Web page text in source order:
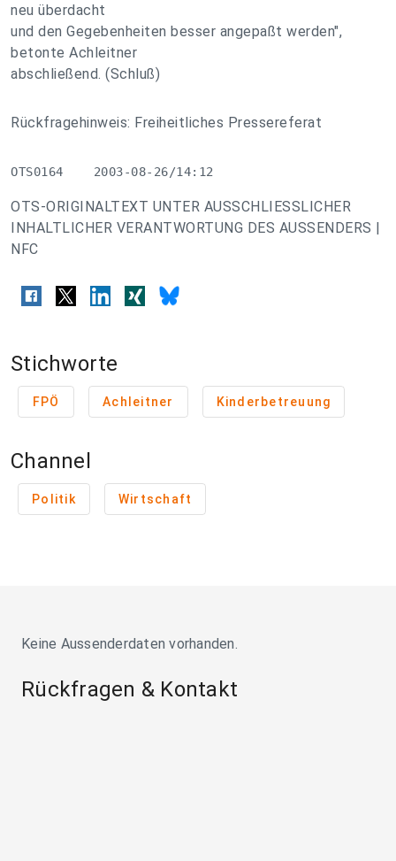
neu überdacht
und den Gegebenheiten besser angepaßt werden",
betonte Achleitner
abschließend. (Schluß)
Rückfragehinweis: Freiheitliches Pressereferat
OTS0164    2003-08-26/14:12
OTS-ORIGINALTEXT UNTER AUSSCHLIESSLICHER
INHALTLICHER VERANTWORTUNG DES AUSSENDERS |
NFC
Stichworte
FPÖ Achleitner Kinderbetreuung
Channel
Politik Wirtschaft
Keine Aussenderdaten vorhanden.
Rückfragen & Kontakt